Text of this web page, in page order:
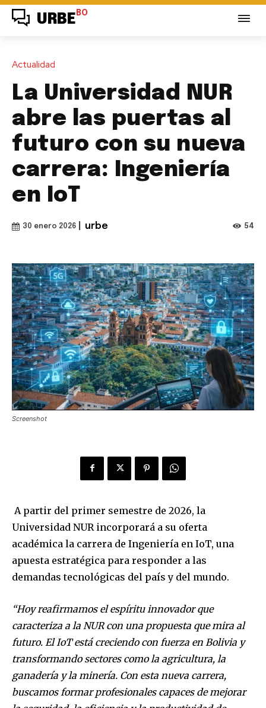
URBE BO
Actualidad
La Universidad NUR
abre las puertas al
futuro con su nueva
carrera: Ingeniería
en IoT
30 enero 2026 urbe 54
Screenshot
A partir del primer semestre de 2026, la
Universidad NUR incorporará a su oferta
académica la carrera de Ingeniería en IoT, una
apuesta estratégica para responder a las
demandas tecnológicas del país y del mundo.
“Hoy reafirmamos el espíritu innovador que
caracteriza a la NUR con una propuesta que mira al
futuro. El IoTestá creciendo con fuerza en Bolivia y
transformando sectores como la agricultura, la
ganadería y la minería. Con esta nueva carrera,
buscamos formar profesionales capaces de mejorar